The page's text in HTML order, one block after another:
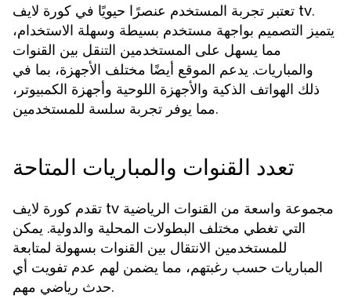
تعتبر تجربة المستخدم عنصرًا حيويًا في كورة لايف tv.
يتميز التصميم بواجهة مستخدم بسيطة وسهلة الاستخدام،
مما يسهل على المستخدمين التنقل بين القنوات
والمباريات. يدعم الموقع أيضًا مختلف الأجهزة، بما في
ذلك الهواتف الذكية والأجهزة اللوحية وأجهزة الكمبيوتر،
مما يوفر تجربة سلسة للمستخدمين.
تعدد القنوات والمباريات المتاحة
تقدم كورة لايف tv مجموعة واسعة من القنوات الرياضية
التي تغطي مختلف البطولات المحلية والدولية. يمكن
للمستخدمين الانتقال بين القنوات بسهولة لمتابعة
المباريات حسب رغبتهم، مما يضمن لهم عدم تفويت أي
حدث رياضي مهم.